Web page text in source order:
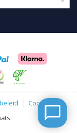
Cookies